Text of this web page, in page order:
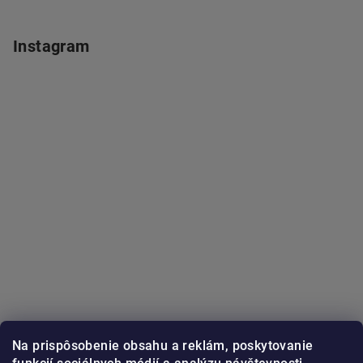
Na prispôsobenie obsahu a reklám, poskytovanie
Instagram